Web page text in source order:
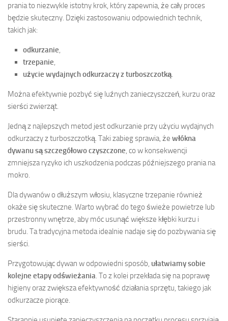
prania to niezwykle istotny krok, który zapewnia, że cały proces
będzie skuteczny. Dzięki zastosowaniu odpowiednich technik,
takich jak:
odkurzanie,
trzepanie,
użycie wydajnych odkurzaczy z turboszczotką.
Można efektywnie pozbyć się luźnych zanieczyszczeń, kurzu oraz
sierści zwierząt.
Jedną z najlepszych metod jest odkurzanie przy użyciu wydajnych
odkurzaczy z turboszczotką. Taki zabieg sprawia, że włókna
dywanu są szczegółowo czyszczone, co w konsekwencji
zmniejsza ryzyko ich uszkodzenia podczas późniejszego prania na
mokro.
Dla dywanów o dłuższym włosiu, klasyczne trzepanie również
okaże się skuteczne. Warto wybrać do tego świeże powietrze lub
przestronny wnętrze, aby móc usunąć większe kłębki kurzu i
brudu. Ta tradycyjna metoda idealnie nadaje się do pozbywania się
sierści.
Przygotowując dywan w odpowiedni sposób, ułatwiamy sobie
kolejne etapy odświeżania. To z kolei przekłada się na poprawę
higieny oraz zwiększa efektywność działania sprzętu, takiego jak
odkurzacze piorące.